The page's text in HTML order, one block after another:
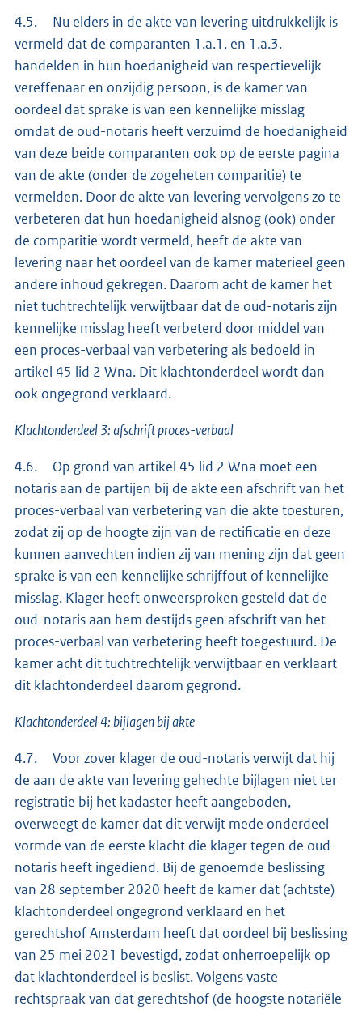
4.5. Nu elders in de akte van levering uitdrukkelijk is
vermeld dat de comparanten 1.a.1. en 1.a.3.
handelden in hun hoedanigheid van respectievelijk
vereffenaar en onzijdig persoon, is de kamer van
oordeel dat sprake is van een kennelijke misslag
omdat de oud-notaris heeft verzuimd de hoedanigheid
van deze beide comparanten ook op de eerste pagina
van de akte (onder de zogeheten comparitie) te
vermelden. Door de akte van levering vervolgens zo te
verbeteren dat hun hoedanigheid alsnog (ook) onder
de comparitie wordt vermeld, heeft de akte van
levering naar het oordeel van de kamer materieel geen
andere inhoud gekregen. Daarom acht de kamer het
niet tuchtrechtelijk verwijtbaar dat de oud-notaris zijn
kennelijke misslag heeft verbeterd door middel van
een proces-verbaal van verbetering als bedoeld in
artikel 45 lid 2 Wna. Dit klachtonderdeel wordt dan
ook ongegrond verklaard.
Klachtonderdeel 3: afschrift proces-verbaal
4.6. Op grond van artikel 45 lid 2 Wna moet een
notaris aan de partijen bij de akte een afschrift van het
proces-verbaal van verbetering van die akte toesturen,
zodat zij op de hoogte zijn van de rectificatie en deze
kunnen aanvechten indien zij van mening zijn dat geen
sprake is van een kennelijke schrijffout of kennelijke
misslag. Klager heeft onweersproken gesteld dat de
oud-notaris aan hem destijds geen afschrift van het
proces-verbaal van verbetering heeft toegestuurd. De
kamer acht dit tuchtrechtelijk verwijtbaar en verklaart
dit klachtonderdeel daarom gegrond.
Klachtonderdeel 4: bijlagen bij akte
4.7. Voor zover klager de oud-notaris verwijt dat hij
de aan de akte van levering gehechte bijlagen niet ter
registratie bij het kadaster heeft aangeboden,
overweegt de kamer dat dit verwijt mede onderdeel
vormde van de eerste klacht die klager tegen de oud-
notaris heeft ingediend. Bij de genoemde beslissing
van 28 september 2020 heeft de kamer dat (achtste)
klachtonderdeel ongegrond verklaard en het
gerechtshof Amsterdam heeft dat oordeel bij beslissing
van 25 mei 2021 bevestigd, zodat onherroepelijk op
dat klachtonderdeel is beslist. Volgens vaste
rechtspraak van dat gerechtshof (de hoogste notariële